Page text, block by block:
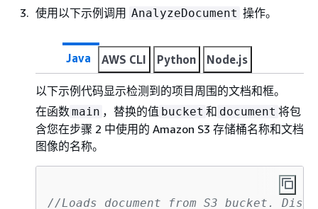
使用以下示例调用 AnalyzeDocument 操作。
Java AWS CLI Python Node.js
以下示例代码显示检测到的项目周围的文档和框。
在函数main ，替换的值 bucket 和 document 将包
含您在步骤 2 中使用的 Amazon S3 存储桶名称和文档
图像的名称。
//Loads document from S3 bucket.